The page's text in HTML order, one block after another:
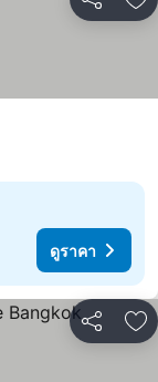
แชร์ เ
ดูราคา
แชร์ เ